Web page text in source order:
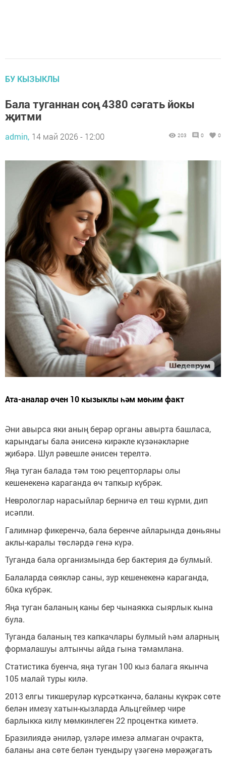
БУ КЫЗЫКЛЫ
Бала туганнан соң 4380 сәгать йокы
җитми
admin, 14 май 2026 - 12:00 203 0 0
Ата-аналар өчен 10 кызыклы һәм мөһим факт
Әни авырса яки аның берәр органы авырта башласа,
карындагы бала әнисенә кирәкле күзәнәкләрне
җибәрә. Шул рәвешле әнисен терелтә.
Яңа туган балада тәм тою рецепторлары олы
кешенекенә караганда өч тапкыр күбрәк.
Неврологлар нарасыйлар берничә ел төш күрми, дип
исәпли.
Галимнәр фикеренчә, бала беренче айларында дөньяны
аклы-каралы төсләрдә генә күрә.
Туганда бала организмында бер бактерия дә булмый.
Балаларда сөякләр саны, зур кешенекенә караганда,
60ка күбрәк.
Яңа туган баланың каны бер чынаякка сыярлык кына
була.
Туганда баланың тез капкачлары булмый һәм аларның
формалашуы алтынчы айда гына тәмамлана.
Статистика буенча, яңа туган 100 кыз балага якынча
105 малай туры килә.
2013 елгы тикшерүләр күрсәткәнчә, баланы күкрәк сөте
белән имезү хатын-кызларда Альцгеймер чире
барлыкка килү мөмкинлеген 22 процентка киметә.
Бразилиядә әниләр, үзләре имезә алмаган очракта,
баланы ана сөте белән туендыру үзәгенә мөрәҗәгать